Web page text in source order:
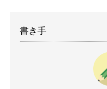
書き手